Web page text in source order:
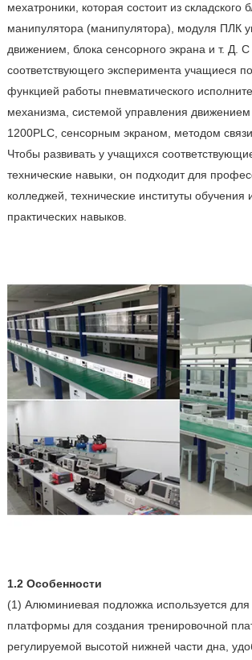
мехатроники, которая состоит из складского
манипулятора (манипулятора), модуля ПЛК
движением, блока сенсорного экрана и т. Д.
соответствующего эксперимента учащиеся
функцией работы пневматического
механизма, системой управления
1200PLC, сенсорным экраном, методом связи
Чтобы развивать у учащихся
технические навыки, он подходит для
колледжей, технические институты обучения
практических навыков.
1.2 Особенности
(1) Алюминиевая подложка используется для
платформы для создания тренировочной
регулируемой высотой нижней части дна,